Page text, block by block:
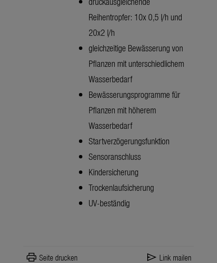
Reihentropfer: 10x 0,5 l/h und
20x2 l/h
gleichzeitige Bewässerung von
Pflanzen mit unterschiedlichem
Wasserbedarf
Bewässerungsprogramme für
Pflanzen mit höherem
Wasserbedarf
Startverzögerungsfunktion
Sensoranschluss
Kindersicherung
Trockenlaufsicherung
UV-beständig
print Seite drucken send Link mailen